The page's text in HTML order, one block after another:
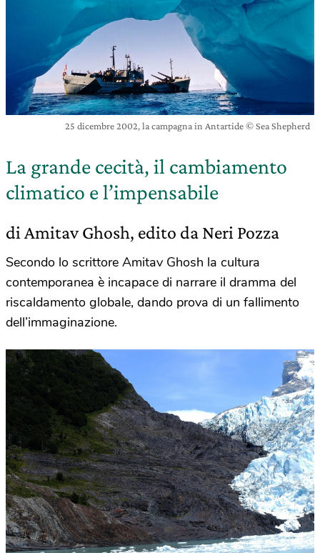
25 dicembre 2002, la campagna in Antartide © Sea Shepherd
La grande cecità, il cambiamento
climatico e l’impensabile
di Amitav Ghosh, edito da Neri Pozza
Secondo lo scrittore Amitav Ghosh la cultura
contemporanea è incapace di narrare il dramma del
riscaldamento globale, dando prova di un fallimento
dell’immaginazione.